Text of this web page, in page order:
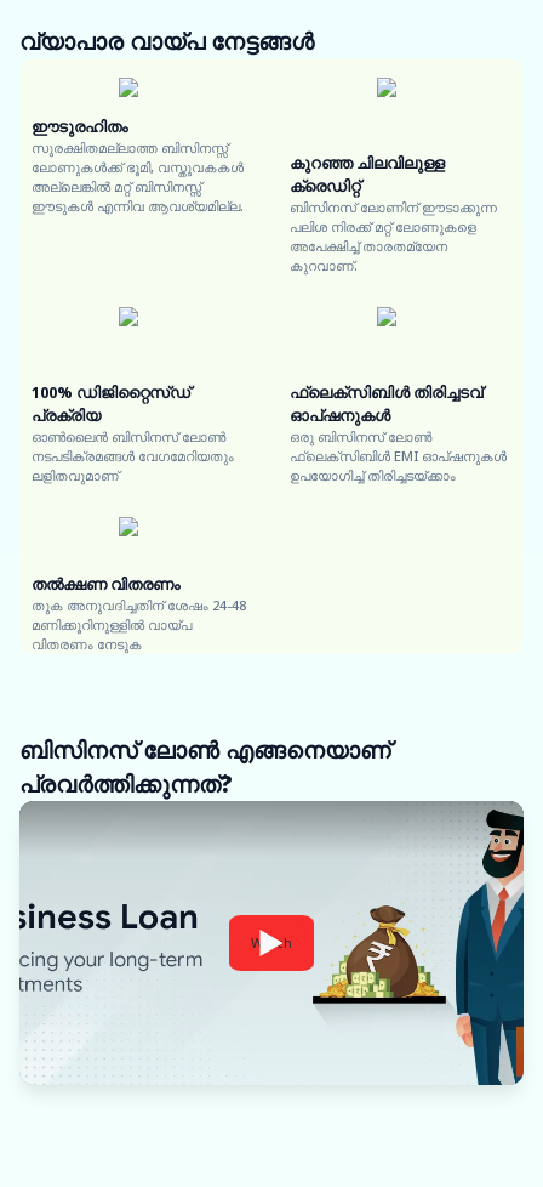
വ്യാപാര വായ്പനേട്ടങ്ങൾ
ഈടുരഹിതം
സുരക്ഷിതമല്ലാത്ത ബിസിനസ്സ്
ലോണുകൾക്ക് ഭൂമി, വസ്തുവകകൾ
അല്ലെങ്കിൽ മറ്റ് ബിസിനസ്സ്
ഈടുകൾ എന്നിവ ആവശ്യമില്ല.
കുറഞ്ഞ ചിലവിലുള്ള
ക്രെഡിറ്റ്
ബിസിനസ് ലോണിന് ഈടാക്കുന്ന
പലിശ നിരക്ക് മറ്റ് ലോണുകളെ
അപേക്ഷിച്ച് താരതമ്യേന
കുറവാണ്.
100% ഡിജിറ്റൈസ്ഡ്
പ്രക്രിയ
ഓൺലൈൻ ബിസിനസ് ലോൺ
നടപടിക്രമങ്ങൾ വേഗമേറിയതും
ലളിതവുമാണ്
ഫ്ലെക്സിബിൾ തിരിച്ചടവ്
ഓപ്ഷനുകൾ
ഒരു ബിസിനസ് ലോൺ
ഫ്ലെക്സിബിൾ EMI ഓപ്ഷനുകൾ
ഉപയോഗിച്ച് തിരിച്ചടയ്ക്കാം
തൽക്ഷണ വിതരണം
തുക അനുവദിച്ചതിന് ശേഷം 24-48
മണിക്കൂറിനുള്ളിൽ വായ്പ
വിതരണം നേടുക
ബിസിനസ് ലോൺ എങ്ങനെയാണ്
പ്രവർത്തിക്കുന്നത്?
Watch